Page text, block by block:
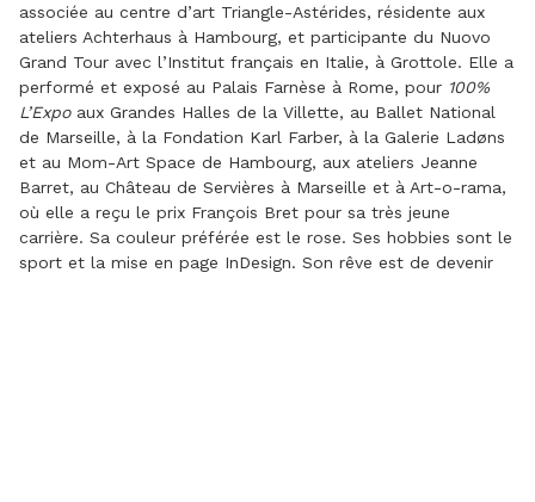
associée au centre d’art Triangle-Astérides, résidente aux
ateliers Achterhaus à Hambourg, et participante du Nuovo
Grand Tour avec l’Institut français en Italie, à Grottole. Elle a
performé et exposé au Palais Farnèse à Rome, pour 100%
L’Expoaux Grandes Halles de la Villette, au Ballet National
de Marseille, à la Fondation Karl Farber, à la Galerie Ladøns
et au Mom-Art Space de Hambourg, aux ateliers Jeanne
Barret, au Château de Servières à Marseille et à Art-o-rama,
où elle a reçu le prix François Bret pour sa très jeune
carrière. Sa couleur préférée est le rose. Ses hobbies sont le
sport et la mise en page InDesign. Son rêve est de devenir